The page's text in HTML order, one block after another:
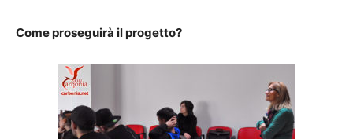
Come proseguirà il progetto?